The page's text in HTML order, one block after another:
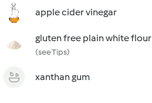
apple cider vinegar
gluten free plain white flour
(see Tips)
xanthan gum